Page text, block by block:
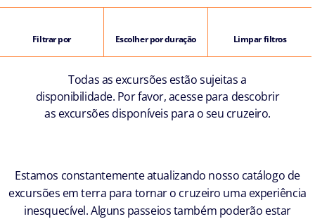
Filtrar por Escolher por duração Limpar filtros
Todas as excursões estão sujeitas a
disponibilidade. Por favor, acesse para descobrir
as excursões disponíveis para o seu cruzeiro.
Estamos constantemente atualizando nosso catálogo de
excursões em terra para tornar o cruzeiro uma experiência
inesquecível. Alguns passeios também poderão estar